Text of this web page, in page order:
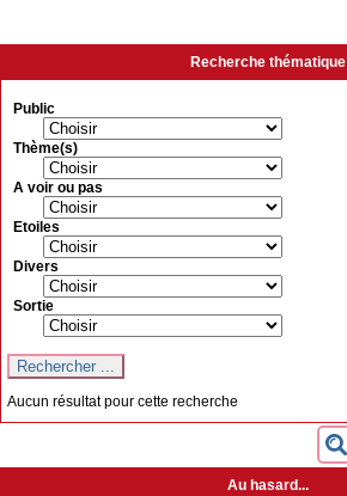
Recherche thématique
Public
Thème(s)
A voir ou pas
Etoiles
Divers
Sortie
Aucun résultat pour cette recherche
Au hasard...